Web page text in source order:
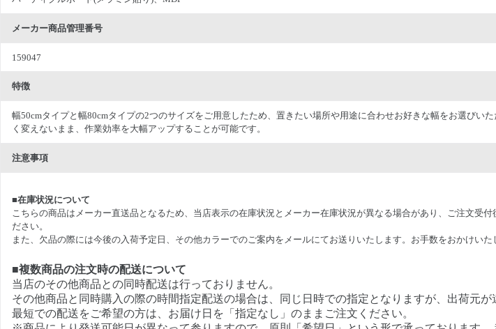
メーカー商品管理番号
159047
特徴
幅50cmタイプと幅80cmタイプの2つのサイズをご用意したため、置きたい場所や用途に合わせお好きな幅をお選び
く変えないまま、作業効率を大幅アップすることが可能です。
注意事項
■在庫状況について
こちらの商品はメーカー直送品となるため、当店表示の在庫状況とメーカー在庫状況が異なる場合があり、ご注文受付
ださい。
また、欠品の際には今後の入荷予定日、その他カラーでのご案内をメールにてお送りいたします。お手数をおかけいた
■複数商品の注文時の配送について
当店のその他商品との同時配送は行っておりません。
その他商品と同時購入の際の時間指定配送の場合は、同じ日時での指定となりますが、出荷元が
最短での配送をご希望の方は、お届け日を「指定なし」のままご注文ください。